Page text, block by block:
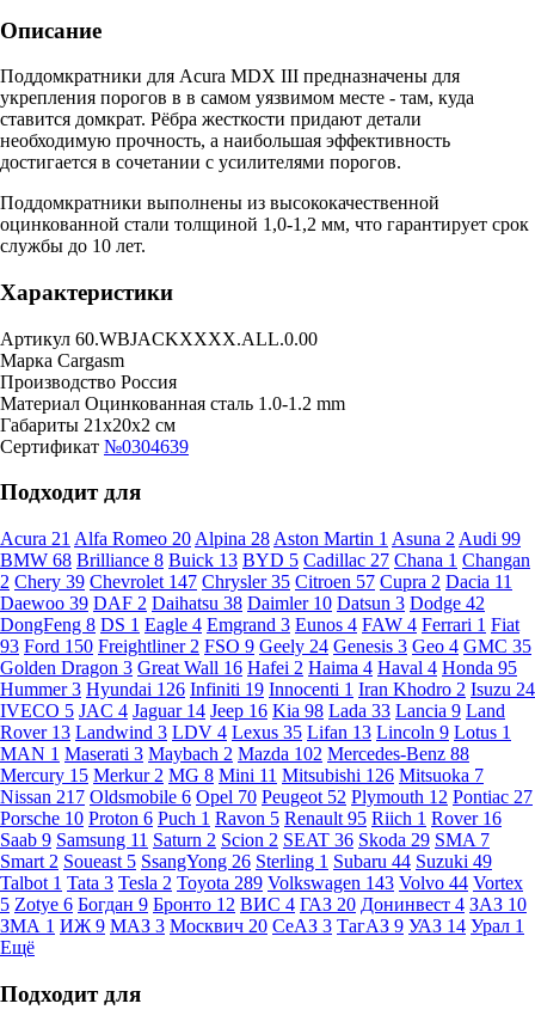
Описание
Поддомкратники для Acura MDX III предназначены для
укрепления порогов в в самом уязвимом месте - там, куда
ставится домкрат. Рёбра жесткости придают детали
необходимую прочность, а наибольшая эффективность
достигается в сочетании с усилителями порогов.
Поддомкратники выполнены из высококачественной
оцинкованной стали толщиной 1,0-1,2 мм, что гарантирует срок
службы до 10 лет.
Характеристики
Артикул 60.WBJACKXXXX.ALL.0.00
Марка Cargasm
Производство Россия
Материал Оцинкованная сталь 1.0-1.2 mm
Габариты 21x20x2 см
Сертификат №0304639
Подходит для
Acura 21 Alfa Romeo 20 Alpina 28 Aston Martin 1 Asuna 2 Audi 99
BMW 68 Brilliance 8 Buick 13 BYD 5 Cadillac 27 Chana 1 Changan
2 Chery 39 Chevrolet 147 Chrysler35 Citroen 57 Cupra 2 Dacia 11
Daewoo 39 DAF 2 Daihatsu 38 Daimler 10 Datsun 3 Dodge 42
DongFeng 8 DS 1 Eagle 4 Emgrand 3 Eunos 4 FAW 4 Ferrari 1 Fiat
93 Ford 150 Freightliner 2 FSO 9 Geely 24 Genesis 3 Geo 4 GMC 35
Golden Dragon 3 Great Wall 16 Hafei 2 Haima 4 Haval 4 Honda 95
Hummer3 Hyundai 126 Infiniti 19 Innocenti 1 Iran Khodro 2 Isuzu 24
IVECO 5 JAC 4 Jaguar 14 Jeep 16 Kia 98 Lada 33 Lancia 9 Land
Rover 13 Landwind 3 LDV 4 Lexus 35 Lifan 13 Lincoln 9 Lotus 1
MAN 1 Maserati 3 Maybach 2 Mazda 102 Mercedes-Benz 88
Mercury 15 Merkur 2 MG 8 Mini 11 Mitsubishi 126 Mitsuoka 7
Nissan 217 Oldsmobile 6 Opel 70 Peugeot 52 Plymouth 12 Pontiac 27
Porsche 10 Proton 6 Puch 1 Ravon 5 Renault 95 Riich 1 Rover 16
Saab 9 Samsung 11 Saturn 2 Scion 2 SEAT 36 Skoda 29 SMA 7
Smart 2 Soueast 5 SsangYong 26 Sterling 1 Subaru 44 Suzuki 49
Talbot 1 Tata 3 Tesla 2 Toyota 289 Volkswagen 143 Volvo 44 Vortex
5 Zotye 6 Богдан 9 Бронто 12 ВИС 4 ГАЗ 20 Донинвест 4 ЗАЗ 10
ЗМА 1 ИЖ 9 МАЗ 3 Москвич 20 СеАЗ 3 ТагАЗ 9 УАЗ 14 Урал 1
Ещё
Подходит для